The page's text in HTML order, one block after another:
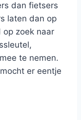
dan fietsers
laten dan op
op zoek naar
te nemen.
er eentje